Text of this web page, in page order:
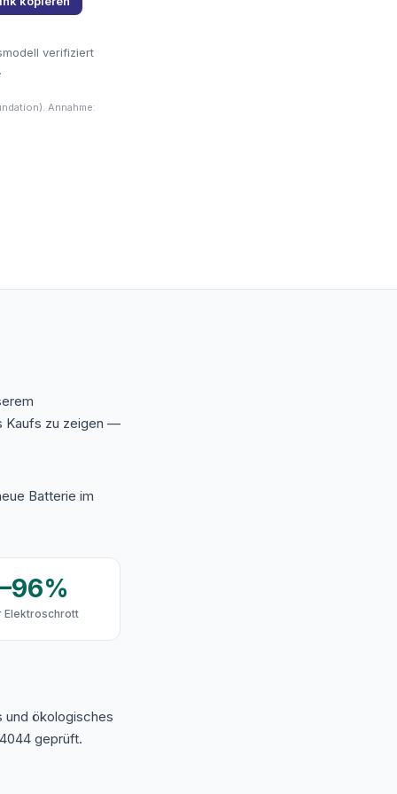
verifiziert
.
Annahme:
Kaufs zu zeigen —
Batterie im
Elektroschrott
ökologisches
geprüft.